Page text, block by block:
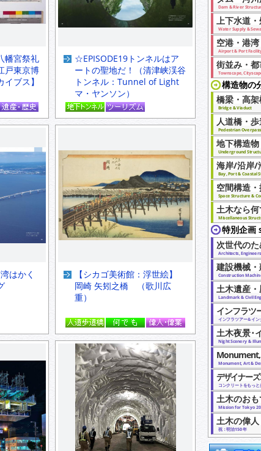
幡宮祭礼
戸東京博
ブス】
☆EPISODE19トンネルはア
ートの聖地だ！（清津峡渓谷
トンネル：Tunnel of Light
マ・ヤンソン）
はかく
【シカゴ美術館：浮世絵】
岡崎 矢矧之橋 （歌川広
重）
Dam & River
上下水道
Water Supply &
空港・港
Airport & Port
街並み・
Townscape,
構造物の
橋梁・高
Bridge & Viaduct
人道橋・
Pedestrian
地下構造
Underground
海岸/沿岸/
Bay, Port & Coastal
空間構造
Space Structure &
土木なら何
Miscellaneous
特別企画
次世代の
Architects,
建設機械
Construction
土木遺産
Landmark & Civil
インフラツ
インフラツアー＆イン
土木夜景･
Night Scenery &
Monument, Art &
デザイナー
コンクリートをもっと
土木のお
Mission for Tokyo
土木の偉
祝：明治150年